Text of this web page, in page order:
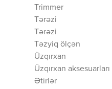
Trimmer
Tərəzi
Tərəzi
Təzyiq ölçən
Üzqırxan
Üzqırxan aksesuarları
Ətirlər